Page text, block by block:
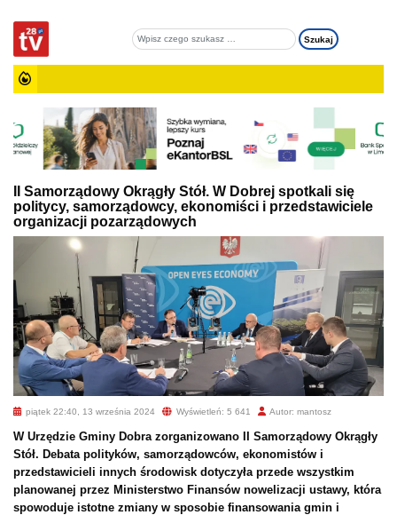
II Samorządowy Okrągły Stół. W Dobrej spotkali się
politycy, samorządowcy, ekonomiści i przedstawiciele
organizacji pozarządowych
piątek 22:40, 13 września 2024 Wyświetleń: 5 641 Autor: mantosz
W Urzędzie Gminy Dobra zorganizowano II Samorządowy Okrągły
Stół. Debata polityków, samorządowców, ekonomistów i
przedstawicieli innych środowisk dotyczyła przede wszystkim
planowanej przez Ministerstwo Finansów nowelizacji ustawy, która
spowoduje istotne zmiany w sposobie finansowania gmin i